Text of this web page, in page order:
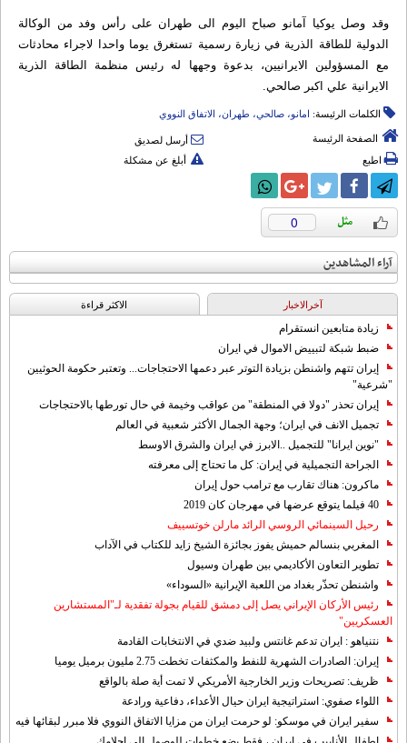
وقد وصل يوكيا آمانو صباح اليوم الى طهران على رأس وفد من الوكالة
الدولية للطاقة الذرية في زيارة رسمية تستغرق يوما واحدا لاجراء محادثات
مع المسؤولين الايرانيين، بدعوة وجهها له رئيس منظمة الطاقة الذرية
الايرانية علي اكبر صالحي.
الكلمات الرئيسة: امانو، صالحي، طهران، الاتفاق النووي
الصفحة الرئيسة
أرسل لصديق
اطبع
أبلغ عن مشكلة
0
آراء المشاهدين
آخرالاخبار الاکثر قراءة
زيادة متابعين انستقرام
ضبط شبكة لتبييض الاموال في ايران
إيران تتهم واشنطن بزيادة التوتر عبر دعمها الاحتجاجات... وتعتبر حكومة الحوثيين
"شرعية"
إيران تحذر "دولا في المنطقة" من عواقب وخيمة في حال تورطها بالاحتجاجات
تجميل الانف في ايران؛ وجهة الجمال الأكثر شعبية في العالم
"نوين ايرانا" للتجميل ..الابرز في ايران والشرق الاوسط
الجراحة التجميلية في إيران: كل ما تحتاج إلى معرفته
ماكرون: هناك تقارب مع ترامب حول إيران
40 فيلما يتوقع عرضها في مهرجان كان 2019
رحيل السينمائي الروسي الرائد مارلن خوتسييف
المغربي بنسالم حميش يفوز بجائزة الشيخ زايد للكتاب في الآداب
تطوير التعاون الأكاديمي بين طهران وسيول
واشنطن تحذّر بغداد من اللعبة الإيرانية «السوداء»
رئيس الأركان الإيراني يصل إلى دمشق للقيام بجولة تفقدية لـ"المستشارين
العسكريين"
نتنياهو : ايران تدعم غانتس ولبيد ضدي في الانتخابات القادمة
إيران: الصادرات الشهریة للنفط والمكثفات تخطت 2.75 مليون برميل يوميا
ظريف: تصريحات وزير الخارجية الأمريكي لا تمت أية صلة بالواقع
اللواء صفوي: استراتيجية ايران حيال الأعداء، دفاعية ورادعة
سفير ايران في موسكو: لو حرمت ايران من مزايا الاتفاق النووي فلا مبرر لبقائها فيه